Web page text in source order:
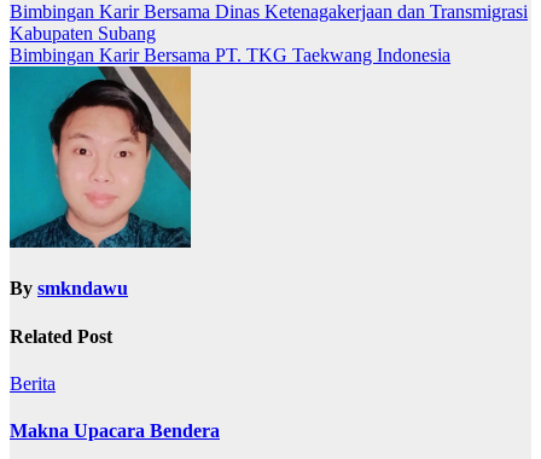
Bimbingan Karir Bersama Dinas Ketenagakerjaan dan Transmigrasi
Kabupaten Subang
Bimbingan Karir Bersama PT. TKG Taekwang Indonesia
By smkndawu
Related Post
Berita
Makna Upacara Bendera